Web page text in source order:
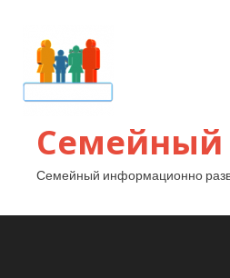
Семейный
Семейный информационно